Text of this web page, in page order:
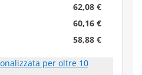
62,08 €
60,16 €
58,88 €
per oltre 10